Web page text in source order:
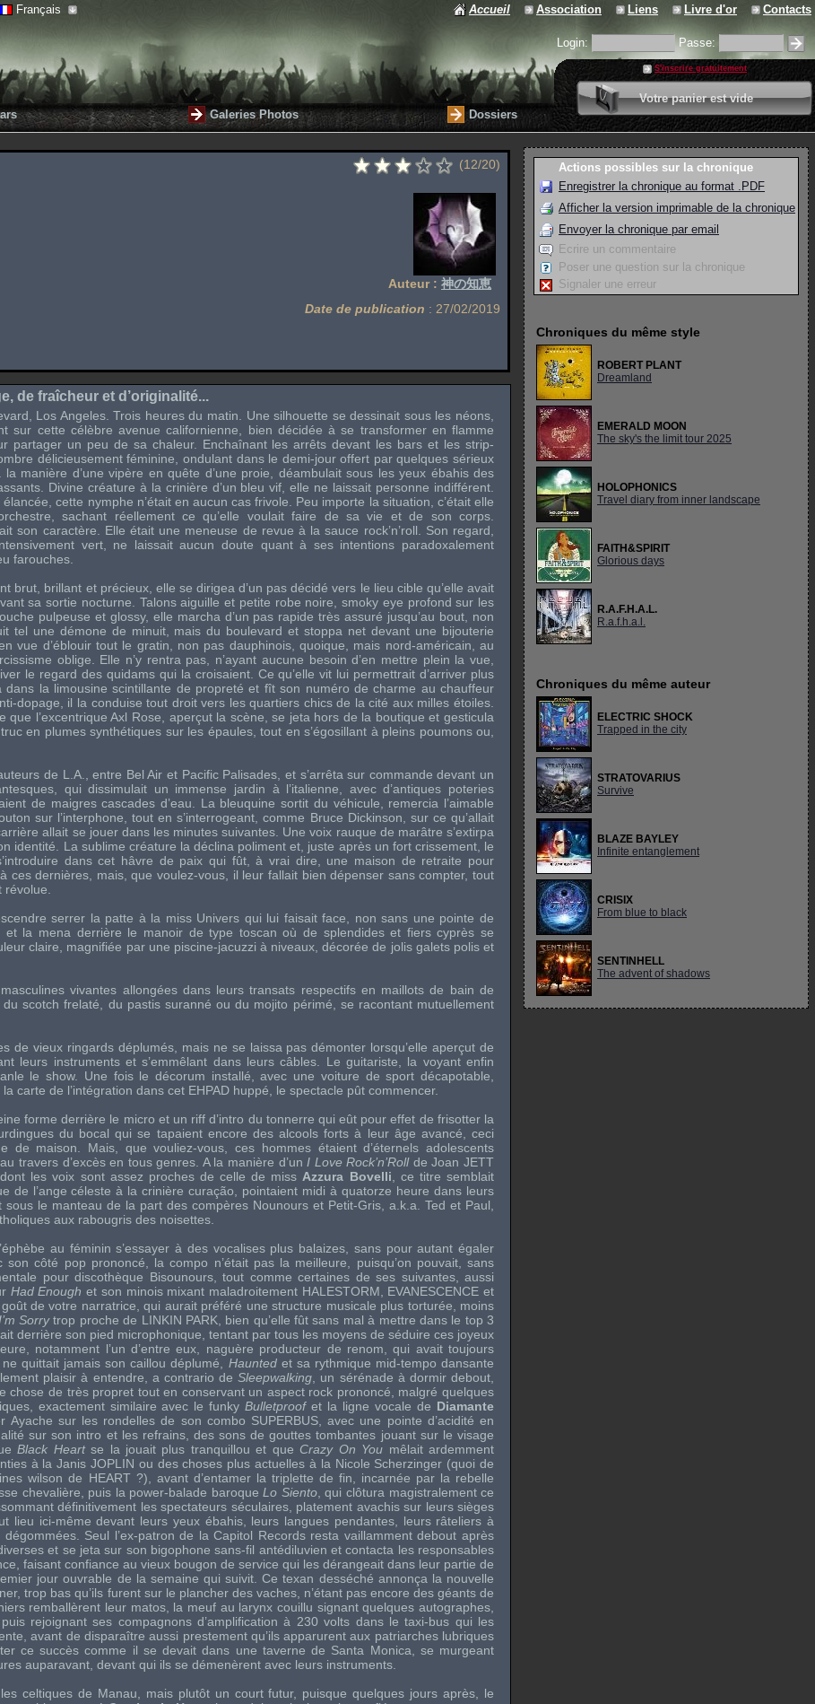
Français Accueil Association Liens Livre d'or Contacts
Login: Passe:
S'inscrire gratuitement
Votre panier est vide
0 article
Valider votre panier
Galeries Photos Dossiers
(12/20)
Auteur : 神の知恵
Date de publication : 27/02/2019
de fraîcheur et d’originalité...
Los Angeles. Trois heures du matin. Une silhouette se dessinait sous les néons,
sur cette célèbre avenue californienne, bien décidée à se transformer en flamme
partager un peu de sa chaleur. Enchaînant les arrêts devant les bars et les strip-
délicieusement féminine, ondulant dans le demi-jour offert par quelques sérieux
la manière d’une vipère en quête d’une proie, déambulait sous les yeux ébahis des
Divine créature à la crinière d’un bleu vif, elle ne laissait personne indifférent.
cette nymphe n’était en aucun cas frivole. Peu importe la situation, c’était elle
sachant réellement ce qu’elle voulait faire de sa vie et de son corps.
son caractère. Elle était une meneuse de revue à la sauce rock’n’roll. Son regard,
vert, ne laissait aucun doute quant à ses intentions paradoxalement
farouches.
brut, brillant et précieux, elle se dirigea d’un pas décidé vers le lieu cible qu’elle avait
sa sortie nocturne. Talons aiguille et petite robe noire, smoky eye profond sur les
pulpeuse et glossy, elle marcha d’un pas rapide très assuré jusqu’au bout, non
tel une démone de minuit, mais du boulevard et stoppa net devant une bijouterie
vue d’éblouir tout le gratin, non pas dauphinois, quoique, mais nord-américain, au
oblige. Elle n’y rentra pas, n’ayant aucune besoin d’en mettre plein la vue,
le regard des quidams qui la croisaient. Ce qu’elle vit lui permettrait d’arriver plus
la limousine scintillante de propreté et fît son numéro de charme au chauffeur
dopage, il la conduise tout droit vers les quartiers chics de la cité aux milles étoiles.
que l’excentrique Axl Rose, aperçut la scène, se jeta hors de la boutique et gesticula
en plumes synthétiques sur les épaules, tout en s’égosillant à pleins poumons ou,
de L.A., entre Bel Air et Pacific Palisades, et s’arrêta sur commande devant un
qui dissimulait un immense jardin à l’italienne, avec d’antiques poteries
de maigres cascades d’eau. La bleuquine sortit du véhicule, remercia l’aimable
sur l’interphone, tout en s’interrogeant, comme Bruce Dickinson, sur ce qu’allait
allait se jouer dans les minutes suivantes. Une voix rauque de marâtre s’extirpa
identité. La sublime créature la déclina poliment et, juste après un fort crissement, le
dans cet hâvre de paix qui fût, à vrai dire, une maison de retraite pour
ces dernières, mais, que voulez-vous, il leur fallait bien dépenser sans compter, tout
serrer la patte à la miss Univers qui lui faisait face, non sans une pointe de
et la mena derrière le manoir de type toscan où de splendides et fiers cyprès se
claire, magnifiée par une piscine-jacuzzi à niveaux, décorée de jolis galets polis et
vivantes allongées dans leurs transats respectifs en maillots de bain de
scotch frelaté, du pastis suranné ou du mojito périmé, se racontant mutuellement
de vieux ringards déplumés, mais ne se laissa pas démonter lorsqu’elle aperçut de
leurs instruments et s’emmêlant dans leurs câbles. Le guitariste, la voyant enfin
le show. Une fois le décorum installé, avec une voiture de sport décapotable,
carte de l’intégration dans cet EHPAD huppé, le spectacle pût commencer.
forme derrière le micro et un riff d’intro du tonnerre qui eût pour effet de frisotter la
du bocal qui se tapaient encore des alcools forts à leur âge avancé, ceci
maison. Mais, que vouliez-vous, ces hommes étaient d’éternels adolescents
travers d’excès en tous genres. A la manière d’un I Love Rock’n’RolldeJoan JETT
les voix sont assez proches de celle de miss Azzura Bovelli , ce titre semblait
de l’ange céleste à la crinière curação, pointaient midi à quatorze heure dans leurs
le manteau de la part des compères Nounours et Petit-Gris, a.k.a. Ted et Paul,
aux rabougris des noisettes.
au féminin s’essayer à des vocalises plus balaizes, sans pour autant égaler
son côté pop prononcé, la compo n’était pas la meilleure, puisqu’on pouvait, sans
pour discothèque Bisounours, tout comme certaines de ses suivantes, aussi
Had Enough et son minois mixant maladroitement HALESTORM EVANESCENCE et
goût de votre narratrice, qui aurait préféré une structure musicale plus torturée, moins
I’m Sorrytrop proche de LINKIN PARK , bien qu’elle fût sans mal à mettre dans le top 3
derrière son pied microphonique, tentant par tous les moyens de séduire ces joyeux
notamment l’un d’entre eux, naguère producteur de renom, qui avait toujours
quittait jamais son caillou déplumé, Hauntedet sa rythmique mid-tempo dansante
plaisir à entendre, a contrario deSleepwalking , un sérénade à dormir debout,
de très propret tout en conservant un aspect rock prononcé, malgré quelques
exactement similaire avec le funkyBulletproofet la ligne vocale de Diamante
Ayache sur les rondelles de son combo SUPERBUS , avec une pointe d’acidité en
sur son intro et les refrains, des sons de gouttes tombantes jouant sur le visage
Black Heartse la jouait plus tranquillou et que Crazy On You mêlait ardemment
à laJanis JOPLIN ou des choses plus actuelles à la Nicole Scherzinger (quoi de
wilson de HEART?), avant d’entamer la triplette de fin, incarnée par la rebelle
chevalière, puis la power-balade baroqueLo Siento, qui clôtura magistralement ce
définitivement les spectateurs séculaires, platement avachis sur leurs sièges
lieu ici-même devant leurs yeux ébahis, leurs langues pendantes, leurs râteliers à
Seul l’ex-patron de la Capitol Records resta vaillamment debout après
et se jeta sur son bigophone sans-fil antédiluvien et contacta les responsables
faisant confiance au vieux bougon de service qui les dérangeait dans leur partie de
jour ouvrable de la semaine qui suivit. Ce texan desséché annonça la nouvelle
trop bas qu’ils furent sur le plancher des vaches, n’étant pas encore des géants de
remballèrent leur matos, la meuf au larynx couillu signant quelques autographes,
rejoignant ses compagnons d’amplification à 230 volts dans le taxi-bus qui les
avant de disparaître aussi prestement qu’ils apparurent aux patriarches lubriques
ce succès comme il se devait dans une taverne de Santa Monica, se murgeant
auparavant, devant qui ils se démenèrent avec leurs instruments.
celtiques de Manau, mais plutôt un court futur, puisque quelques jours après, le
Actions possibles sur la chronique
Enregistrer la chronique au format .PDF
Afficher la version imprimable de la chronique
Envoyer la chronique par email
Ecrire un commentaire
Poser une question sur la chronique
Signaler une erreur
Chroniques du même style
ROBERT PLANT
Dreamland
EMERALD MOON
The sky's the limit tour 2025
HOLOPHONICS
Travel diary from inner landscape
FAITH&SPIRIT
Glorious days
R.A.F.H.A.L.
R.a.f.h.a.l.
Chroniques du même auteur
ELECTRIC SHOCK
Trapped in the city
STRATOVARIUS
Survive
BLAZE BAYLEY
Infinite entanglement
CRISIX
From blue to black
SENTINHELL
The advent of shadows